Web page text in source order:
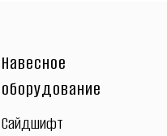
Навесное
оборудование
Сайдшифт